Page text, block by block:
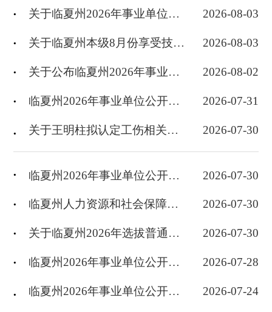
关于临夏州2026年事业单位公开招聘资格复审及考察工作的通知 2026-08-03
关于临夏州本级8月份享受技能提升补贴的公示 2026-08-03
关于公布临夏州2026年事业单位公开招聘综合类卫生类岗位面试成绩及最终成绩的通知 2026-08-02
临夏州2026年事业单位公开招聘教育类（州直岗位）、综合类、卫生类岗位面试指南 2026-07-31
关于王明柱拟认定工伤相关情况公示 2026-07-30
临夏州2026年事业单位公开招聘面试专题天气预报 2026-07-30
临夏州人力资源和社会保障局关于扩大社会保险补贴范围有关工作的公告 2026-07-30
关于临夏州2026年选拔普通高校毕业生到基层从事“三支一扶”服务拟招募人员资格初审及体检工作的通知 2026-07-30
临夏州2026年事业单位公开招聘面试通知书打印温馨提示 2026-07-28
临夏州2026年事业单位公开招聘面试相关事宜的通知 2026-07-24